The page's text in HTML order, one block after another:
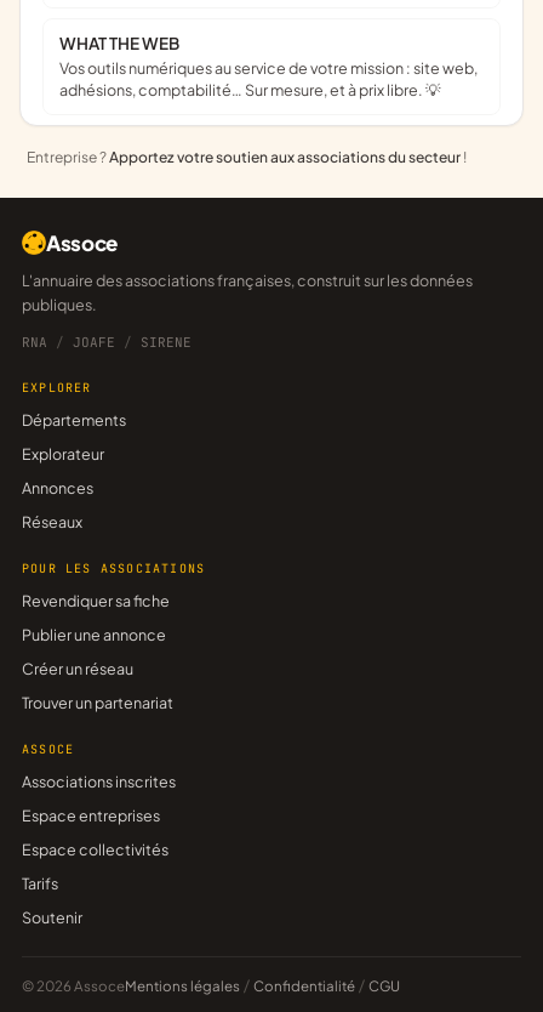
WHAT THE WEB
Vos outils numériques au service de votre mission : site web,
adhésions, comptabilité… Sur mesure, et à prix libre. 💡
Entreprise ?Apportez votre soutien aux associations du secteur !
Assoce
L'annuaire des associations françaises, construit sur les données
publiques.
RNA / JOAFE / SIRENE
EXPLORER
Départements
Explorateur
Annonces
Réseaux
POUR LES ASSOCIATIONS
Revendiquer sa fiche
Publier une annonce
Créer un réseau
Trouver un partenariat
ASSOCE
Associations inscrites
Espace entreprises
Espace collectivités
Tarifs
Soutenir
© 2026 AssoceMentions légales / Confidentialité / CGU